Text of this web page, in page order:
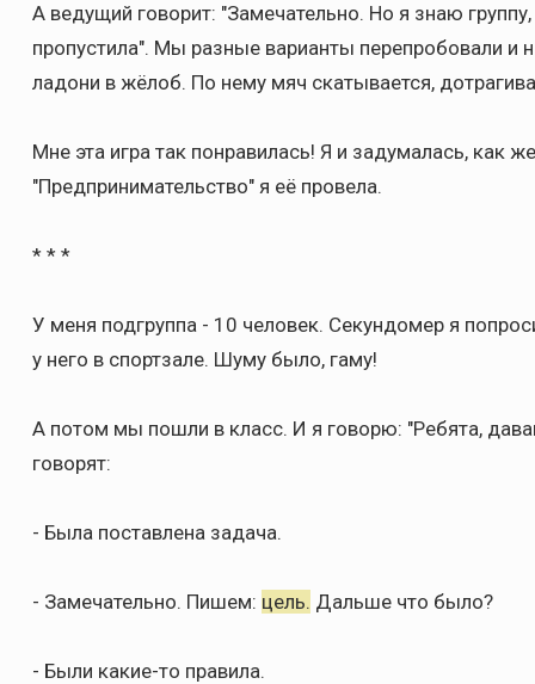
А ведущий говорит: "Замечательно. Но я знаю
пропустила". Мы разные варианты перепробовали
ладони в жёлоб. По нему мяч скатывается,
Мне эта игра так понравилась! Я и задумалась, как
"Предпринимательство" я её провела.
* * *
У меня подгруппа - 10 человек. Секундомер я
у него в спортзале. Шуму было, гаму!
А потом мы пошли в класс. И я говорю: "Ребята,
говорят:
- Была поставлена задача.
- Замечательно. Пишем: цель. Дальше что было?
- Были какие-то правила.